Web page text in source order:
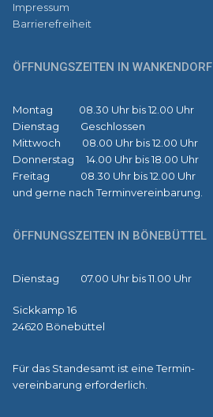
Impressum
Barrierefreiheit
ÖFFNUNGSZEITEN IN WANKENDORF
Montag 08.30 Uhr bis 12.00 Uhr
Dienstag Geschlossen
Mittwoch 08.00 Uhr bis 12.00 Uhr
Donnerstag 14.00 Uhr bis 18.00 Uhr
Freitag 08.30 Uhr bis 12.00 Uhr
und gerne nach Terminvereinbarung.
ÖFFNUNGSZEITEN IN BÖNEBÜTTEL
Dienstag 07.00 Uhr bis 11.00 Uhr
Sickkamp 16
24620 Bönebüttel
Für das Standesamt ist eine Termin-
vereinbarung erforderlich.